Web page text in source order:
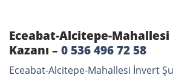
Eceabat-Alcitepe-
Kazanı – 0 536 496 72 58
Eceabat-Alcitepe-Mahallesi İnvert